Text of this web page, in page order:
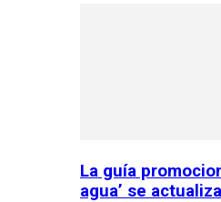
La guía
agua’ se